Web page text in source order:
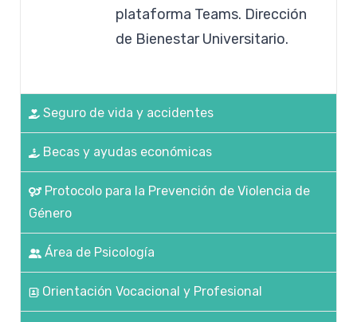
plataforma Teams. Dirección
de Bienestar Universitario.
Seguro de vida y accidentes
Becas y ayudas económicas
Protocolo para la Prevención de Violencia de
Género
Área de Psicología
Orientación Vocacional y Profesional